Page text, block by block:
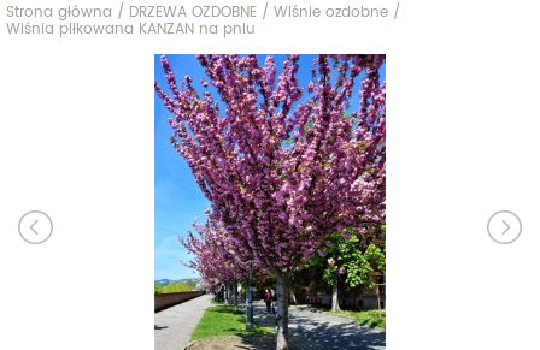
Strona główna / DRZEWA OZDOBNE / Wiśnie ozdobne /
Wiśnia piłkowana KANZAN na pniu